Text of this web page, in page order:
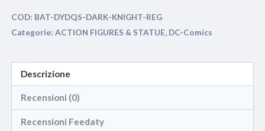
COD: BAT-DYDQS-DARK-KNIGHT-REG
Categorie:ACTION FIGURES & STATUE, DC-Comics
Descrizione
Recensioni (0)
Recensioni Feedaty